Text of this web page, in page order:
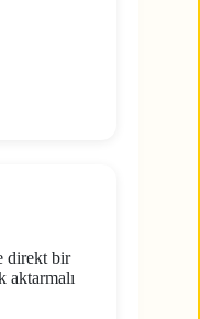
direkt bir
aktarmalı